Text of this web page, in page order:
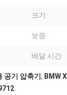
크기:
보증:
배달 시간:
기 압축기 , BMW